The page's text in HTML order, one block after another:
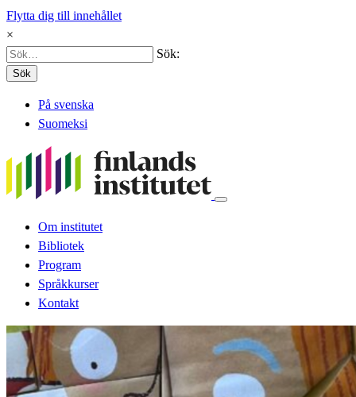
Flytta dig till innehållet
×
Sök:
Sök
På svenska
Suomeksi
Om institutet
Bibliotek
Program
Språkkurser
Kontakt